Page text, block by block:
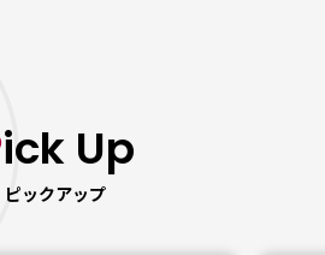
Pick Up
ピックアップ